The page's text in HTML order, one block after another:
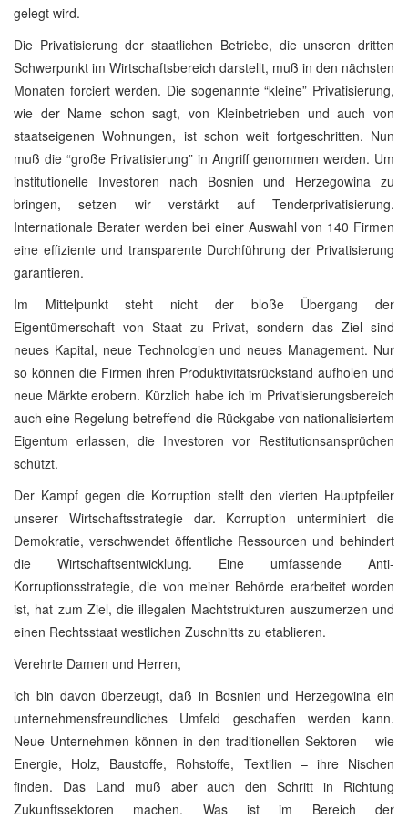
gelegt wird.
Die Privatisierung der staatlichen Betriebe, die unseren dritten
Schwerpunkt im Wirtschaftsbereich darstellt, muß in den nächsten
Monaten forciert werden. Die sogenannte “kleine” Privatisierung,
wie der Name schon sagt, von Kleinbetrieben und auch von
staatseigenen Wohnungen, ist schon weit fortgeschritten. Nun
muß die “große Privatisierung” in Angriff genommen werden. Um
institutionelle Investoren nach Bosnien und Herzegowina zu
bringen, setzen wir verstärkt auf Tenderprivatisierung.
Internationale Berater werden bei einer Auswahl von 140 Firmen
eine effiziente und transparente Durchführung der Privatisierung
garantieren.
Im Mittelpunkt steht nicht der bloße Übergang der
Eigentümerschaft von Staat zu Privat, sondern das Ziel sind
neues Kapital, neue Technologien und neues Management. Nur
so können die Firmen ihren Produktivitätsrückstand aufholen und
neue Märkte erobern. Kürzlich habe ich im Privatisierungsbereich
auch eine Regelung betreffend die Rückgabe von nationalisiertem
Eigentum erlassen, die Investoren vor Restitutionsansprüchen
schützt.
Der Kampf gegen die Korruption stellt den vierten Hauptpfeiler
unserer Wirtschaftsstrategie dar. Korruption unterminiert die
Demokratie, verschwendet öffentliche Ressourcen und behindert
die Wirtschaftsentwicklung. Eine umfassende Anti-
Korruptionsstrategie, die von meiner Behörde erarbeitet worden
ist, hat zum Ziel, die illegalen Machtstrukturen auszumerzen und
einen Rechtsstaat westlichen Zuschnitts zu etablieren.
Verehrte Damen und Herren,
ich bin davon überzeugt, daß in Bosnien und Herzegowina ein
unternehmensfreundliches Umfeld geschaffen werden kann.
Neue Unternehmen können in den traditionellen Sektoren – wie
Energie, Holz, Baustoffe, Rohstoffe, Textilien – ihre Nischen
finden. Das Land muß aber auch den Schritt in Richtung
Zukunftssektoren machen. Was ist im Bereich der